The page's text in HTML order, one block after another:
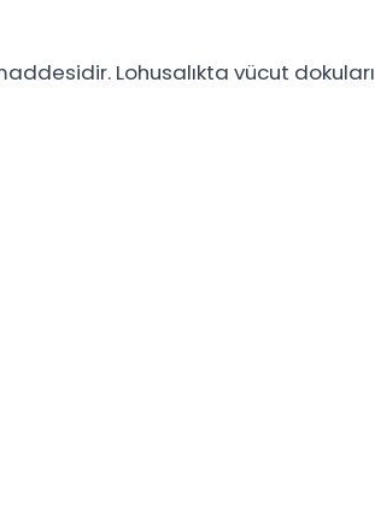
Lohusalıkta vücut dokuları